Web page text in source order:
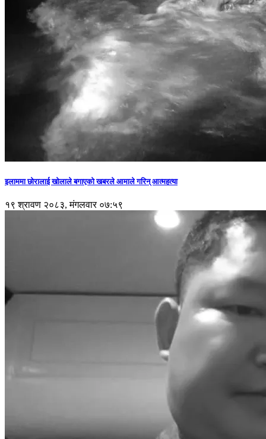
इलाममा छोरालाई खोलाले बगाएकाे खबरले आमाले गरिन् आत्महत्या
१९ श्रावण २०८३, मंगलवार ०७:५९